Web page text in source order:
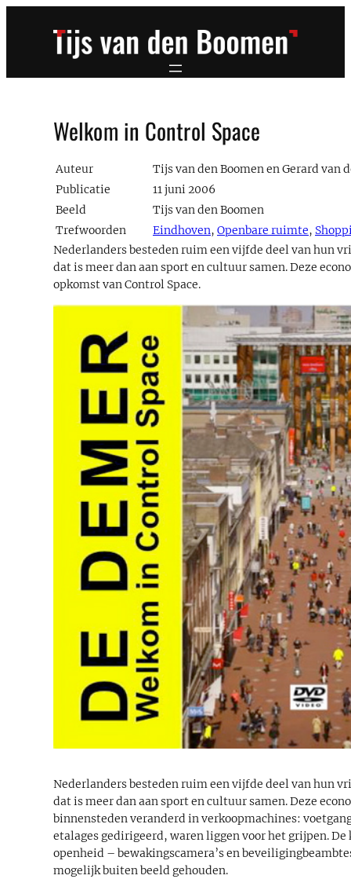
Welkom in Control Space
Auteur
Tijs van den Boomen en Gerard van
Publicatie
11 juni 2006
Beeld
Tijs van den Boomen
Trefwoorden
Eindhoven, Openbare ruimte,
Nederlanders besteden ruim een vijfde deel van hun
dat is meer dan aan sport en cultuur samen. Deze
opkomst van Control Space.
Nederlanders besteden ruim een vijfde deel van hun
dat is meer dan aan sport en cultuur samen. Deze
binnensteden veranderd in verkoopmachines:
etalages gedirigeerd, waren liggen voor het grijpen. De
openheid – bewakingscamera’s en
mogelijk buiten beeld gehouden.